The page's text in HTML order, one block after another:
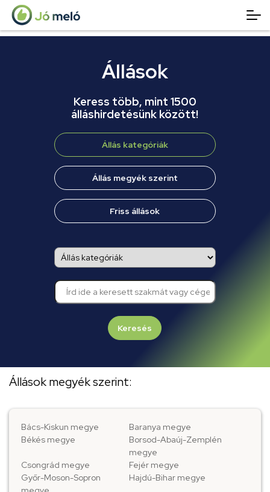
Állások
Keress több, mint 1500
álláshirdetésünk között!
Állás kategóriák
Állás megyék szerint
Friss állások
Keresés
Állások megyék szerint:
Bács-Kiskun megye
Baranya megye
Békés megye
Borsod-Abaúj-Zemplén
megye
Csongrád megye
Fejér megye
Győr-Moson-Sopron
Hajdú-Bihar megye